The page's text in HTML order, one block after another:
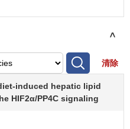
>
清除
induced hepatic lipid
HIF2α/PP4C signaling